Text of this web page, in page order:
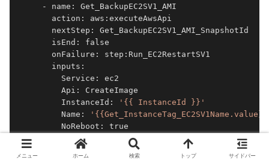
  - name: Get_BackupEC2SV1_AMI
    action: aws:executeAwsApi
    nextStep: Get_BackupEC2SV1_AMI_SnapshotId
    isEnd: false
    onFailure: step:Run_EC2RestartSV1
    inputs:
      Service: ec2
      Api: CreateImage
      InstanceId:
'{{ InstanceId }}'
      Name:
      NoReboot: true
    outputs:
      - Type: String
メニュー ホーム 検索 トップ サイドバー